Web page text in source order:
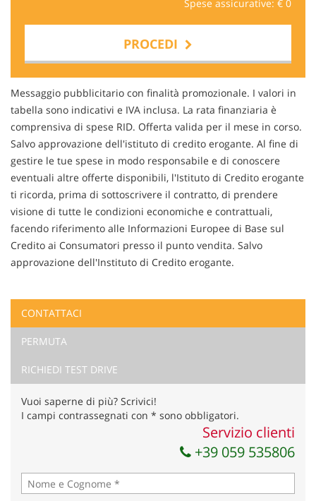
Spese assicurative: € 0
PROCEDI
Contattaci
Ho letto e accettol'informativa privacy*
Acconsento al trattamento dei miei dati per finalità di
Invia la tua richiesta
Messaggio pubblicitario con finalità promozionale. I valori in
tabella sono indicativi e IVA inclusa. La rata finanziaria è
comprensiva di spese RID. Offerta valida per il mese in corso.
Salvo approvazione dell'istituto di credito erogante. Al fine di
gestire le tue spese in modo responsabile e di conoscere
eventuali altre offerte disponibili, l'Istituto di Credito erogante
ti ricorda, prima di sottoscrivere il contratto, di prendere
visione di tutte le condizioni economiche e contrattuali,
facendo riferimento alle Informazioni Europee di Base sul
Credito ai Consumatori presso il punto vendita. Salvo
approvazione dell'Instituto di Credito erogante.
CONTATTACI
PERMUTA
RICHIEDI TEST DRIVE
Vuoi saperne di più? Scrivici!
I campi contrassegnati con * sono obbligatori.
Servizio clienti
+39 059 535806